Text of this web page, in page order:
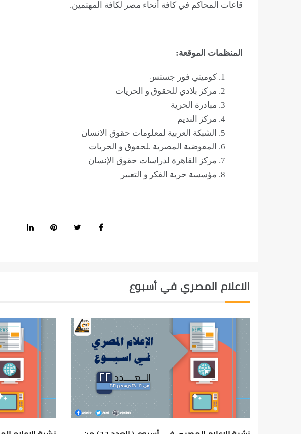
قاعات المحاكم في كافة أنحاء مصر لكافة المهتمين.
المنظمات الموقعة:
كوميتي فور جستس
مركز بلادي للحقوق و الحريات
مبادرة الحرية
مركز النديم
الشبكة العربية لمعلومات حقوق الانسان
المفوضية المصرية للحقوق و الحريات
مركز القاهرة لدراسات حقوق الإنسان
مؤسسة حرية الفكر و التعبير
الاعلام المصري في أسبوع